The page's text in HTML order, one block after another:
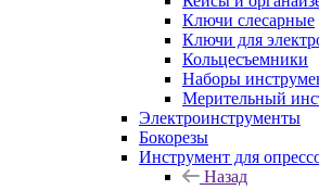
Ключи слесарные
Ключи для
Кольцесъемники
Наборы
Мерительный
Электроинструменты
Бокорезы
Инструмент для
Назад